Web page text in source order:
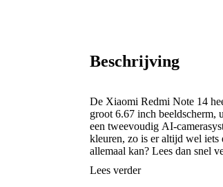
Beschrijving
De Xiaomi Redmi Note 14
groot 6.67 inch beeldscherm,
een tweevoudig AI-
kleuren, zo is er altijd wel
allemaal kan? Lees dan snel
Lees verder